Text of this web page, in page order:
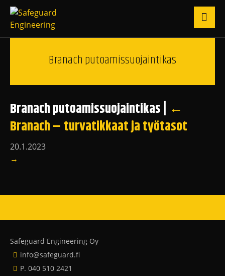
Branach putoamissuojaintikas
Branach putoamissuojaintikas ←
Branach – turvatikkaat ja työtasot
20.1.2023
→
Safeguard Engineering Oy
info@safeguard.fi
P. 040 510 2421